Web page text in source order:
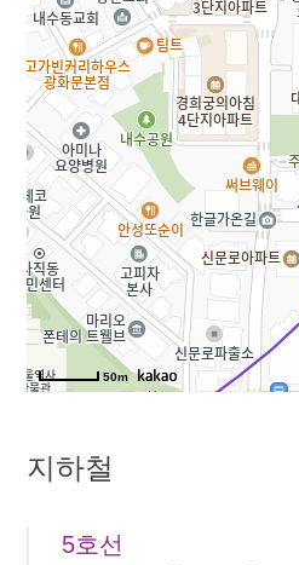
50m
지하철
5호선